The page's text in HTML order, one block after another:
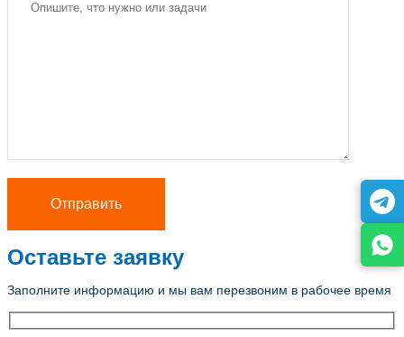
Оставьте заявку
Заполните информацию и мы вам перезвоним в рабочее время